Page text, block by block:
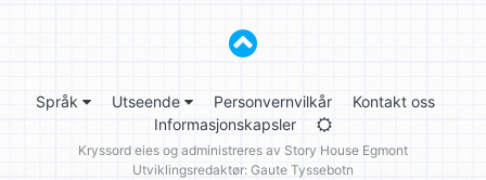
Språk Utseende Personvernvilkår
Kontakt oss
Informasjonskapsler
Kryssord eies og administreres av Story House Egmont
Utviklingsredaktør: Gaute Tyssebotn